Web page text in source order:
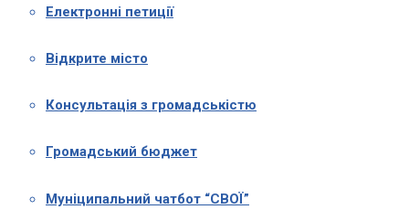
Електронні петиції
Відкрите місто
Консультація з громадськістю
Громадський бюджет
Муніципальний чатбот “СВОЇ”